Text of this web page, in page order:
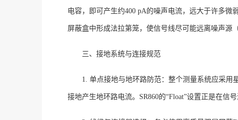
电容，即可产生约400 pA的噪声电流，远大于许多微
屏蔽盒中形成法拉第笼，使信号线尽可能远离噪声源
三、接地系统与连接规范
1. 单点接地与地环路防范：整个测量系统应采用
接地产生地环路电流。 SR860的“Float”设置正是在信